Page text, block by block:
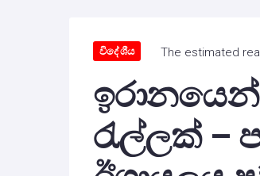
විදේශීය The estimated
ඉරානයෙන්
රැල්ලක් –